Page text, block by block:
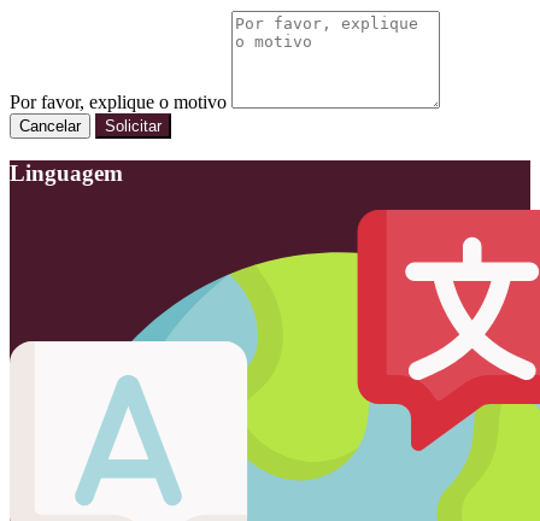
Por favor, explique o motivo
Cancelar Solicitar
Linguagem